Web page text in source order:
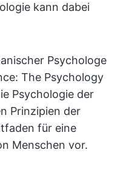
kann dabei
Psychologe
The Psychology
Psychologie der
Prinzipien der
für eine
Menschen vor.